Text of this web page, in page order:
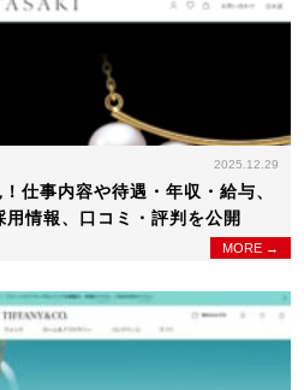
2025.12.29
仕事内容や待遇・年収・給与、
情報、口コミ・評判を公開
MORE →